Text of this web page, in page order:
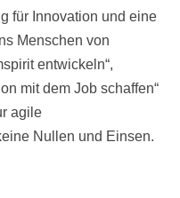
für Innovation und eine
Menschen von
entwickeln“,
mit dem Job schaffen“
agile
Nullen und Einsen.